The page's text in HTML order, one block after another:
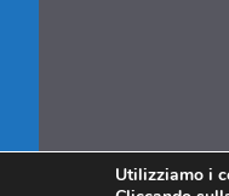
Utilizziamo i